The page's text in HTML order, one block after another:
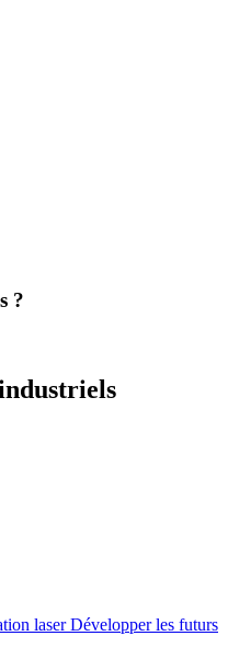
?
laser Développer les futurs